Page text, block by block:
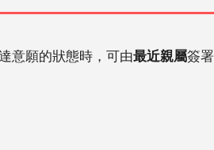
意願的狀態時，可由最近親屬簽署